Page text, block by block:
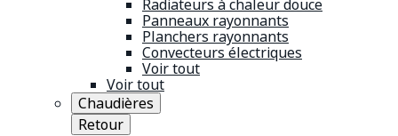
Radiateurs à chaleur douce
Panneaux rayonnants
Planchers rayonnants
Convecteurs électriques
Voir tout
Voir tout
Chaudières
Retour